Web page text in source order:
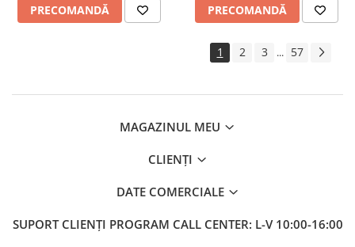
Tamburi irigatii
PRECOMANDĂ PRECOMANDĂ
1 2 3 ... 57
MAGAZINUL MEU
CLIENȚI
DATE COMERCIALE
SUPORT CLIENȚI PROGRAM CALL CENTER: L-V 10:00-16:00